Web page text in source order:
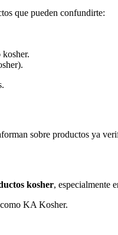
que pueden confundirte:
kosher.
sobre productos ya
kosher, especialmente
KA Kosher.